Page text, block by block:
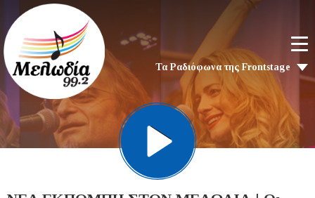
Τα Ραδιόφωνα της Frontstage